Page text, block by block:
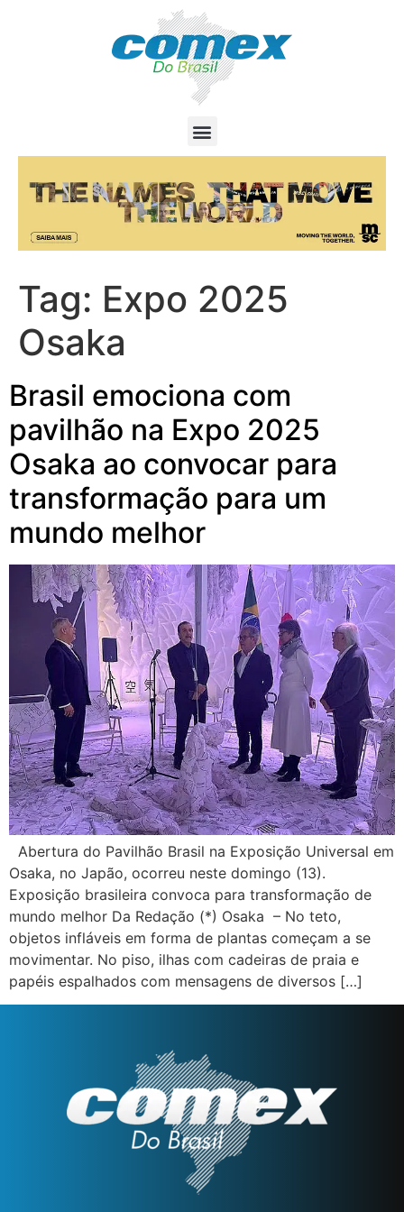
Tag: Expo 2025
Osaka
Brasil emociona com
pavilhão na Expo 2025
Osaka ao convocar para
transformação para um
mundo melhor
Abertura do Pavilhão Brasil na Exposição Universal em
Osaka, no Japão, ocorreu neste domingo (13).
Exposição brasileira convoca para transformação de
mundo melhor Da Redação (*) Osaka – No teto,
objetos infláveis em forma de plantas começam a se
movimentar. No piso, ilhas com cadeiras de praia e
papéis espalhados com mensagens de diversos […]